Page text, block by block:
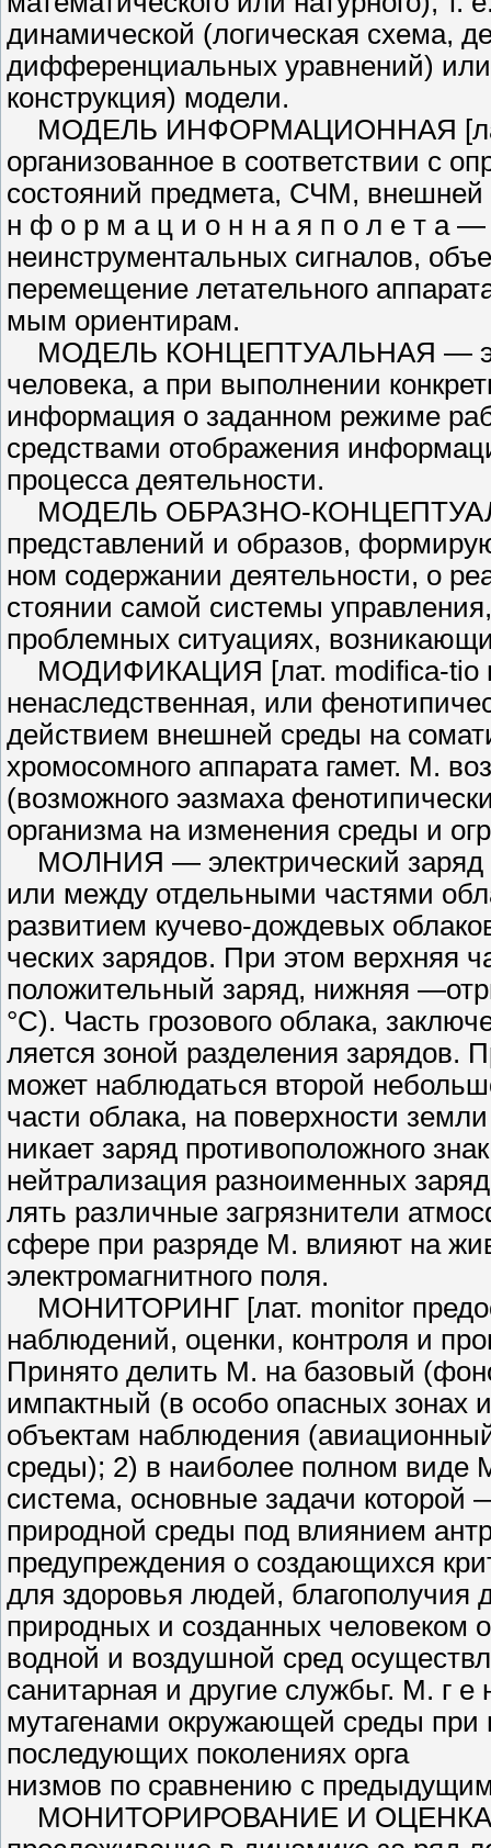
динамической (логическая схема,
дифференциальных уравнений) или
конструкция) модели.
МОДЕЛЬ ИНФОРМАЦИОННАЯ
организованное в соответствии с
состояний предмета, СЧМ,
н ф о р м а ц и о н н а я п о л е ­т а —
неинструментальных сигналов,
перемещение летательного
мым ориентирам.
МОДЕЛЬ КОНЦЕПТУАЛЬ­НАЯ — это
человека, а при выполнении
информация о заданном режиме
средствами отображе­ния
процесса деятельности.
МОДЕЛЬ ОБРАЗНО-
представлений и образов,
ном содержании деятельности, о
стоянии самой системы
проблемных ситуациях,
МОДИФИКАЦИЯ [лат. modifica-tio
ненаследственная, или
действи­ем внешней среды на
хромосомного аппарата гамет. М.
(возможного эазмаха
организма на изме­нения среды и
МОЛНИЯ — электрический заряд
или между отдельными частями
развитием кучево-дождевых
ческих зарядов. При этом верхняя
положительный заряд, нижняя
°С). Часть грозового облака,
ляется зоной разделения
может наблюдаться второй
части облака, на поверхности
никает заряд противоположного
нейтрализация разноименных
лять различные загрязнители
сфере при разряде М. влияют на
электромаг­нитного поля.
МОНИТОРИНГ [лат. monitor
наблюдений, оценки, контроля и
Принято делить М. на базовый
импактный (в особо опасных зонах
объектам наблюдения
среды); 2) в наиболее полном
система, основные задачи которой
природной среды под влиянием
предупреждения о создающихся
для здоровья людей, благополучия
природных и созданных человеком
водной и воздушной сред
санитарная и другие службьг. М. г
мутагенами окружающей среды
последующих поколениях орга­
низмов по сравнению с
МОНИТОРИРОВАНИЕ И